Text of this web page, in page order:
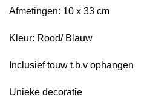
Afmetingen: 10 x 33 cm
Kleur: Rood/ Blauw
Inclusief touw t.b.v ophangen
Unieke decoratie